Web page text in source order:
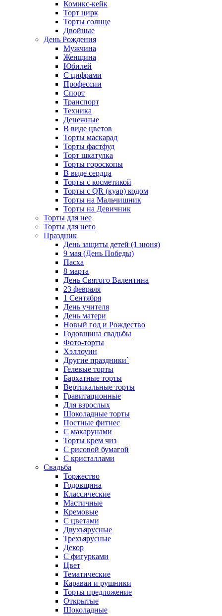
Комикс-кейк
Торт цирк
Торты солнце
Двойные
День Рождения
Мужчина
Женщина
Юбилей
С цифрами
Профессии
Спорт
Транспорт
Техника
Денежные
В виде цветов
Торты маскарад
Торты фастфуд
Торт шкатулка
Торты гороскопы
В виде сердца
Торты с косметикой
Торты с QR (куар) кодом
Торты на Мальчишник
Торты на Девичник
Торты для нее
Торты для него
Праздник
День защиты детей (1 июня)
9 мая (День Победы)
Пасха
8 марта
День Святого Валентина
23 февраля
1 Сентября
День учителя
День матери
Новый год и Рождество
Годовщина свадьбы
Фото-торты
Хэллоуин
Другие праздники`
Гелевые торты
Бархатные торты
Вертикальные торты
Гравитационные
Для взрослых
Шоколадные торты
Постные фитнес
С макарунами
Торты крем чиз
С рисовой бумагой
С кристаллами
Свадьба
Торжество
Годовщина
Классические
Мастичные
Кремовые
С цветами
Двухъярусные
Трехъярусные
Декор
С фигурками
Цвет
Тематические
Караваи и рушники
Торты предложение
Открытые
Шоколадные